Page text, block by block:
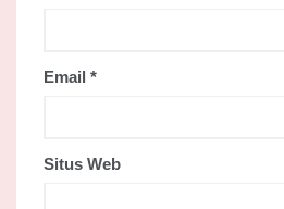
Email *
Situs Web